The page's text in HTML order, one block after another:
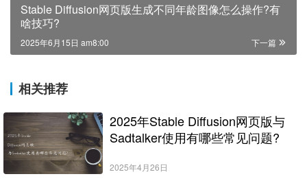
Stable Diffusion网页版生成不同年龄图像怎么操作?有
啥技巧?
下一篇
2025年6月15日 am8:00
相关推荐
2025年Stable Diffusion网页版与
Sadtalker使用有哪些常见问题?
2025年4月26日